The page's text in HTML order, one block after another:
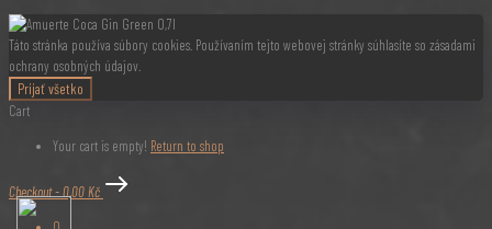
Táto stránka používa súbory cookies. Používaním tejto webovej stránky súhlasíte so zásadami
ochrany osobných údajov.
Prijať všetko
Cart
Your cart is empty! Return to shop
Checkout-0,00 Kč